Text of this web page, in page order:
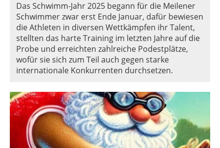
Das Schwimm-Jahr 2025 begann für die Meilener
Schwimmer zwar erst Ende Januar, dafür bewiesen
die Athleten in diversen Wettkämpfen ihr Talent,
stellten das harte Training im letzten Jahre auf die
Probe und erreichten zahlreiche Podestplätze,
wofür sie sich zum Teil auch gegen starke
internationale Konkurrenten durchsetzen.